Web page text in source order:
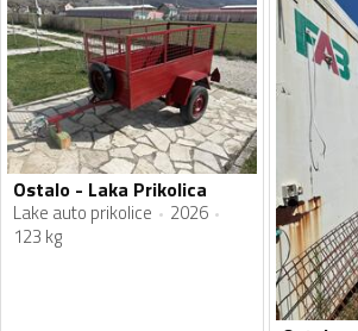
Ostalo - Laka Prikolica
Lake auto prikolice
2026
123 kg